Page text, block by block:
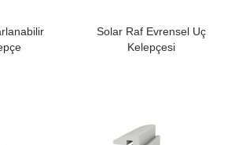
Solar Raf Evrensel Uç
Kelepçesi